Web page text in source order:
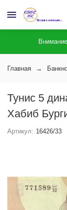
Главная
Тунис 5
Хабиб
Артикул: 16426/33